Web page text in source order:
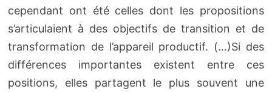
cependant ont été celles dont les propositions
s’articulaient à des objectifs de transition et de
transformation de l’appareil productif. (…)Si des
différences importantes existent entre ces
positions, elles partagent le plus souvent une